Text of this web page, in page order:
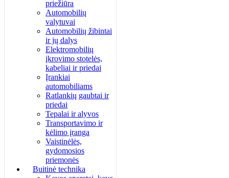
priežiūra
Automobilių
valytuvai
Automobilių žibintai
ir jų dalys
Elektromobilių
įkrovimo stotelės,
kabeliai ir priedai
Įrankiai
automobiliams
Ratlankių gaubtai ir
priedai
Tepalai ir alyvos
Transportavimo ir
kėlimo įranga
Vaistinėlės,
gydomosios
priemonės
Buitinė technika